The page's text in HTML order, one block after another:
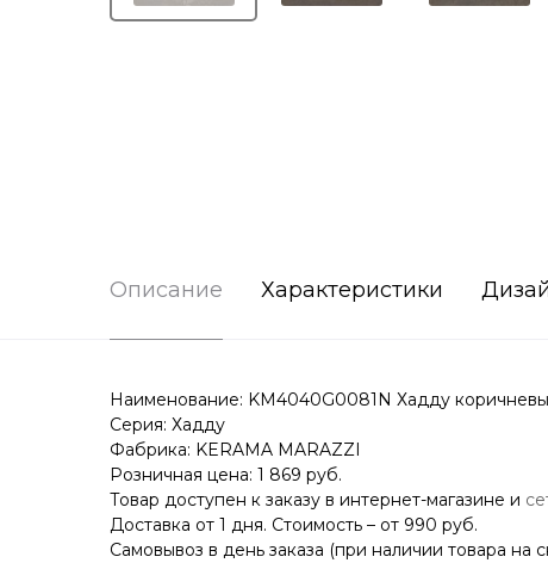
Описание Характеристики
Наименование: KM4040G0081N Хадду
Серия: Хадду
Фабрика: KERAMA MARAZZI
Розничная цена: 1 869 руб.
Товар доступен к заказу в интернет-магазине и
Доставка от 1 дня. Стоимость – от 990 руб.
Самовывоз в день заказа (при наличии товара на